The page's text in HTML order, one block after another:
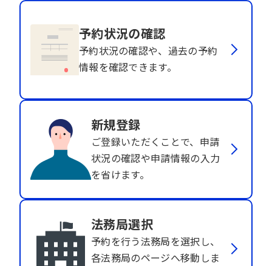
予約状況の確認
予約状況の確認や、過去の予約
情報を確認できます。
新規登録
ご登録いただくことで、申請
状況の確認や申請情報の入力
を省けます。
法務局選択
予約を行う法務局を選択し、
各法務局のページへ移動しま